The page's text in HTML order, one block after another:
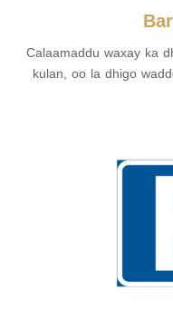
Calaamaddu waxay ka
kulan, oo la dhigo